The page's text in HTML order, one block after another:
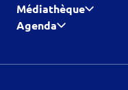
Médiathèque
Agenda